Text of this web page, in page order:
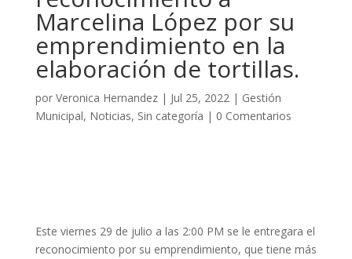
Marcelina López por su
emprendimiento en la
elaboración de tortillas.
por Veronica Hernandez| Jul 25, 2022| Gestión
Municipal, Noticias, Sin categoría | 0 Comentarios
Este viernes 29 de julio a las 2:00 PM se le entregara el
reconocimiento por su emprendimiento, que tiene más